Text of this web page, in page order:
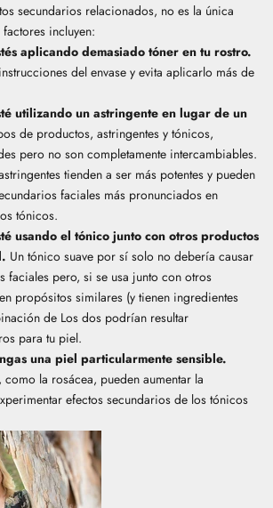
secundarios relacionados, no es la única
incluyen:
aplicando demasiado tóner en tu rostro.
del envase y evita aplicarlo más de
utilizando un astringente en lugar de un
de productos, astringentes y tónicos,
pero no son completamente intercambiables.
tienden a ser más potentes y pueden
faciales más pronunciados en
tónicos.
usando el tónico junto con otros productos
Un tónico suave por sí solo no debería causar
faciales pero, si se usa junto con otros
propósitos similares (y tienen ingredientes
de Los dos podrían resultar
para tu piel.
una piel particularmente sensible.
la rosácea, pueden aumentar la
efectos secundarios de los tónicos